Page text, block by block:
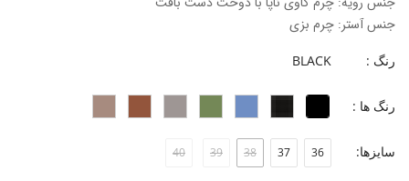
جنس آستر: چرم بزی
جنس زیره: TPU
فرم قالب: نوک گرد‌ با پنجه متوسط
پاخور: سایز همیشگی خود را انتخاب کنید
رنگ : BLACK
رنگ ها :
سایزها: 36
37
38
39
40